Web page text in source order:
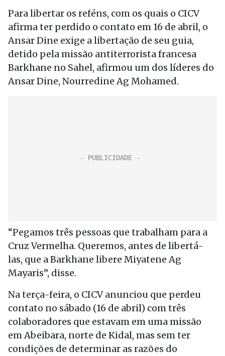
Para libertar os reféns, com os quais o CICV
afirma ter perdido o contato em 16 de abril, o
Ansar Dine exige a libertação de seu guia,
detido pela missão antiterrorista francesa
Barkhane no Sahel, afirmou um dos líderes do
Ansar Dine, Nourredine Ag Mohamed.
“Pegamos três pessoas que trabalham para a
Cruz Vermelha. Queremos, antes de libertá-
las, que a Barkhane libere Miyatene Ag
Mayaris”, disse.
Na terça-feira, o CICV anunciou que perdeu
contato no sábado (16 de abril) com três
colaboradores que estavam em uma missão
em Abeibara, norte de Kidal, mas sem ter
condições de determinar as razões do